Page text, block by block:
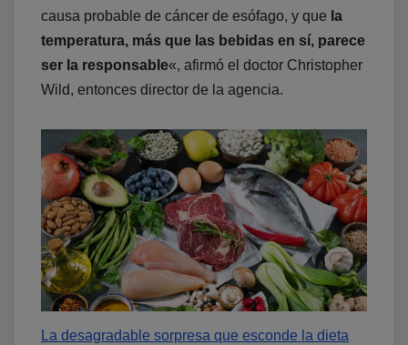
causa probable de cáncer de esófago, y que la
temperatura, más que las bebidas en sí, parece
ser la responsable«, afirmó el doctor Christopher
Wild, entonces director de la agencia.
La desagradable sorpresa que esconde la dieta